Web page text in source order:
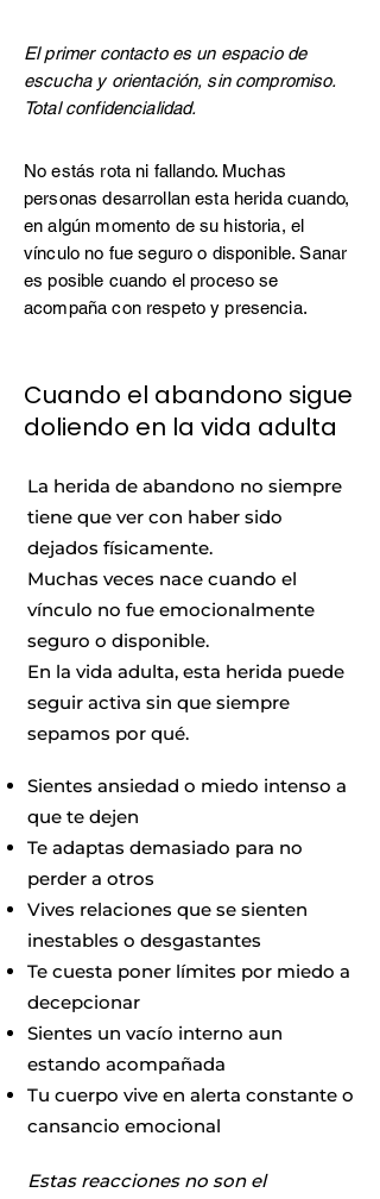
El primer contacto es un espacio de
escucha y orientación, sin compromiso.
Total confidencialidad.
No estás rota ni fallando. Muchas
personas desarrollan esta herida cuando,
en algún momento de su historia, el
vínculo no fue seguro o disponible. Sanar
es posible cuando el proceso se
acompaña con respeto y presencia.
Cuando el abandono sigue
doliendo en la vida adulta
La herida de abandono no siempre
tiene que ver con haber sido
dejados físicamente.
Muchas veces nace cuando el
vínculo no fue emocionalmente
seguro o disponible.
En la vida adulta, esta herida puede
seguir activa sin que siempre
sepamos por qué.
Sientes ansiedad o miedo intenso a
que te dejen
Te adaptas demasiado para no
perder a otros
Vives relaciones que se sienten
inestables o desgastantes
Te cuesta poner límites por miedo a
decepcionar
Sientes un vacío interno aun
estando acompañada
Tu cuerpo vive en alerta constante o
cansancio emocional
Estas reacciones no son el